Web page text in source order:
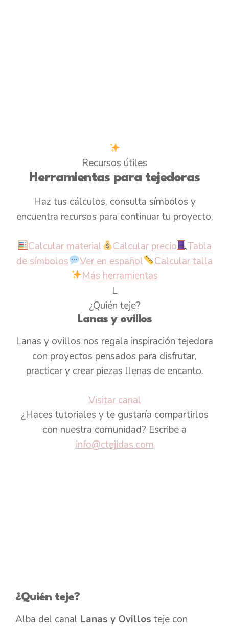
Recursos útiles
Herramientas para tejedoras
Haz tus cálculos, consulta símbolos y
encuentra recursos para continuar tu proyecto.
Calcular material Calcular precio
Tabla
de símbolos
Ver en español
Calcular talla
Más herramientas
L
¿Quién teje?
Lanas y ovillos
Lanas y ovillos nos regala inspiración tejedora
con proyectos pensados para disfrutar,
practicar y crear piezas llenas de encanto.
Visitar canal
¿Haces tutoriales y te gustaría compartirlos
con nuestra comunidad? Escribe a
info@ctejidas.com
¿Quién teje?
Alba del canal Lanas y Ovillos teje con